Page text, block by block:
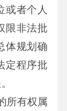
或者个人
限非法批
体规划确
定程序批
所有权属